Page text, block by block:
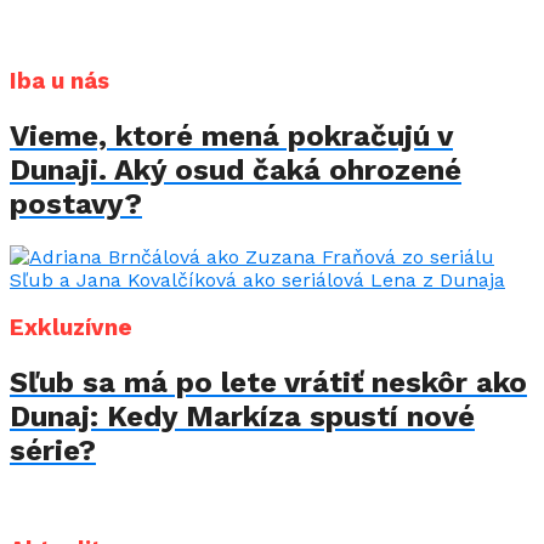
Iba u nás
Vieme, ktoré mená pokračujú v
Dunaji. Aký osud čaká ohrozené
postavy?
Exkluzívne
Sľub sa má po lete vrátiť neskôr ako
Dunaj: Kedy Markíza spustí nové
série?